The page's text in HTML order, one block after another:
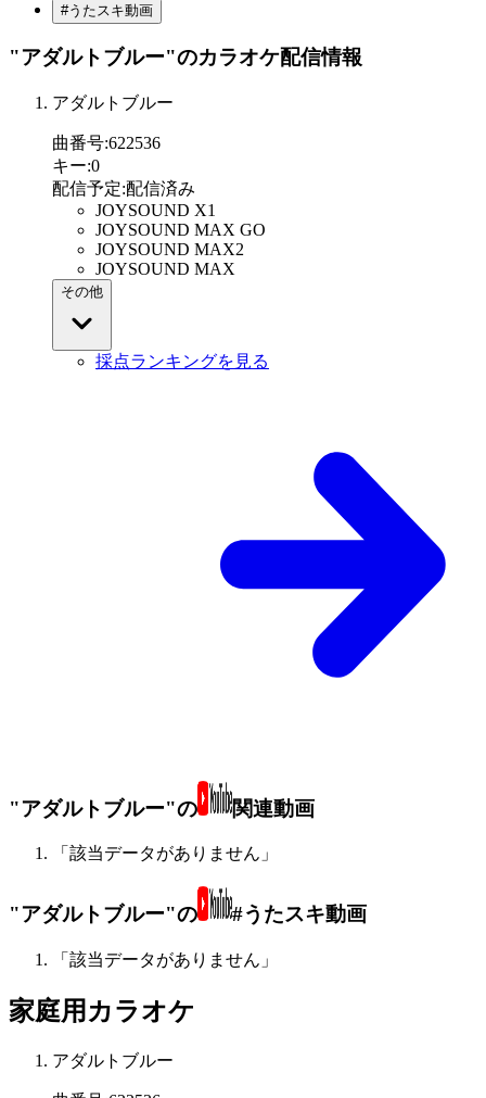
#うたスキ動画
"アダルトブルー"のカラオケ配信情報
アダルトブルー
曲番号:622536
キー:0
配信予定:配信済み
JOYSOUND X1
JOYSOUND MAX GO
JOYSOUND MAX2
JOYSOUND MAX
その他
採点ランキングを見る
"アダルトブルー"の 関連動画
「該当データがありません」
"アダルトブルー"の #うたスキ動画
「該当データがありません」
家庭用カラオケ
アダルトブルー